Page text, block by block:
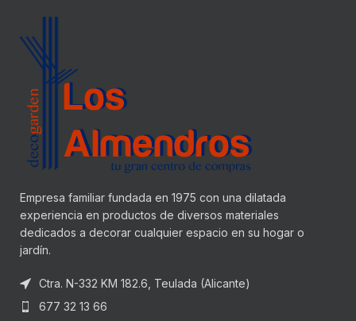
Empresa familiar fundada en 1975 con una dilatada
experiencia en productos de diversos materiales
dedicados a decorar cualquier espacio en su hogar o
jardín.
Ctra. N-332 KM 182.6, Teulada (Alicante)
677 32 13 66